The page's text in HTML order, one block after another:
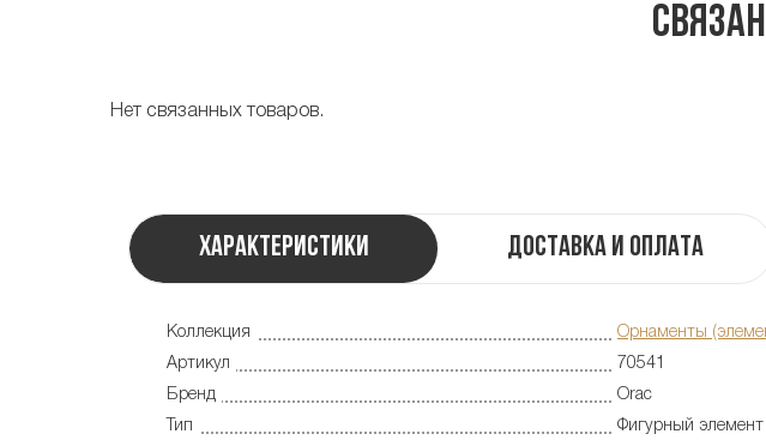
Нет связанных товаров.
Характеристики Доставка и оплата
Коллекция
Орнаменты
Артикул
70541
Бренд
Orac
Тип
Фигурный элемент